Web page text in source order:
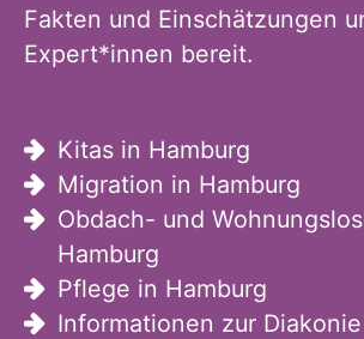
Fakten und Einschätzungen
Expert*innen bereit.
Kitas in Hamburg
Migration in Hamburg
Obdach- und
Hamburg
Pflege in Hamburg
Informationen zur